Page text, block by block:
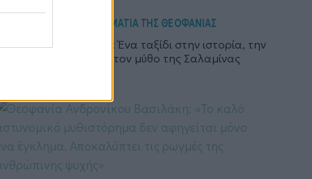
ΜΕ ΤΗ ΜΑΤΙΑ ΤΗΣ ΘΕΟΦΑΝΙΑΣ
του Ευριπίδη: Ένα ταξίδι στην ιστορία, την
αρχαιολογία και τον μύθο της Σαλαμίνας